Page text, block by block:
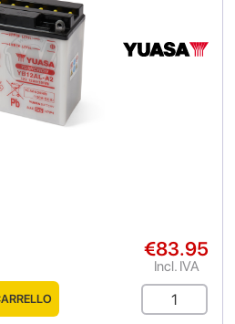
€83.95
Incl. IVA